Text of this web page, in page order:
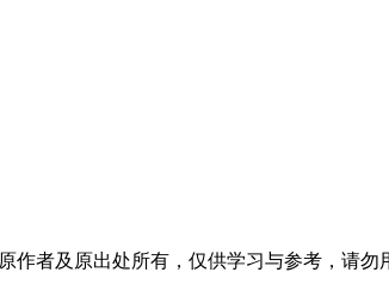
者及原出处所有，仅供学习与参考，请